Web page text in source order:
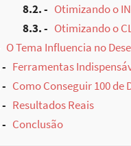
8.2.
Otimizando o
8.3.
Otimizando o
O Tema Influencia no
Ferramentas
Como Conseguir 100 de
Resultados Reais
Conclusão